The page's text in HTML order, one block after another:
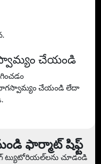
చేయండి
చేయండి లేదా
ఫార్మాట్ షిఫ్ట్
ట్యుటోరియల్‌లను చూడండి